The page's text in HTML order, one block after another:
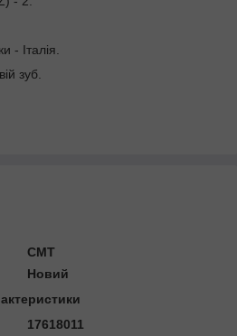
- Італія.
зуб.
CMT
Новий
17618011